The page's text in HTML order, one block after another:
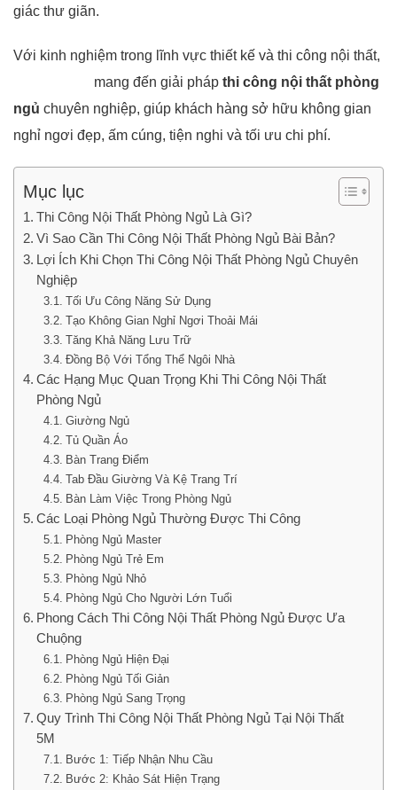
giác thư giãn.
Với kinh nghiệm trong lĩnh vực thiết kế và thi công nội thất,
mang đến giải pháp thi công nội thất phòng
ngủ chuyên nghiệp, giúp khách hàng sở hữu không gian
nghỉ ngơi đẹp, ấm cúng, tiện nghi và tối ưu chi phí.
Mục lục
Thi Công Nội Thất Phòng Ngủ Là Gì?
Vì Sao Cần Thi Công Nội Thất Phòng Ngủ Bài Bản?
Lợi Ích Khi Chọn Thi Công Nội Thất Phòng Ngủ Chuyên
Nghiệp
Tối Ưu Công Năng Sử Dụng
Tạo Không Gian Nghỉ Ngơi Thoải Mái
Tăng Khả Năng Lưu Trữ
Đồng Bộ Với Tổng Thể Ngôi Nhà
Các Hạng Mục Quan Trọng Khi Thi Công Nội Thất
Phòng Ngủ
Giường Ngủ
Tủ Quần Áo
Bàn Trang Điểm
Tab Đầu Giường Và Kệ Trang Trí
Bàn Làm Việc Trong Phòng Ngủ
Các Loại Phòng Ngủ Thường Được Thi Công
Phòng Ngủ Master
Phòng Ngủ Trẻ Em
Phòng Ngủ Nhỏ
Phòng Ngủ Cho Người Lớn Tuổi
Phong Cách Thi Công Nội Thất Phòng Ngủ Được Ưa
Chuộng
Phòng Ngủ Hiện Đại
Phòng Ngủ Tối Giản
Phòng Ngủ Sang Trọng
Quy Trình Thi Công Nội Thất Phòng Ngủ Tại Nội Thất
5M
Bước 1: Tiếp Nhận Nhu Cầu
Bước 2: Khảo Sát Hiện Trạng